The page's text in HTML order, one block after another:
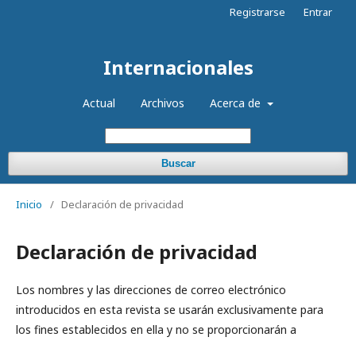
Internacionales
Actual Archivos Acerca de
Buscar
Registrarse Entrar
Inicio / Declaración de privacidad
Declaración de privacidad
Los nombres y las direcciones de correo electrónico
introducidos en esta revista se usarán exclusivamente para
los fines establecidos en ella y no se proporcionarán a